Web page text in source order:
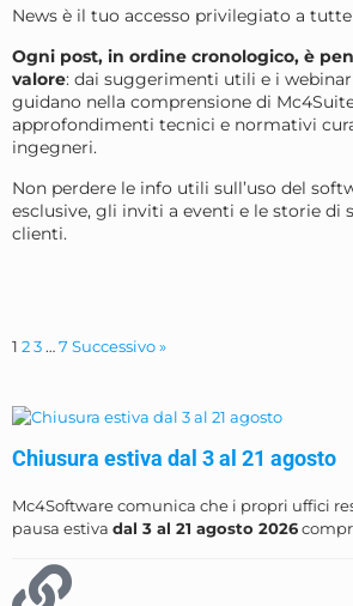
News è il tuo accesso privilegiato a
Ogni post, in ordine cronologico, è
valore: dai suggerimenti utili e i
guidano nella comprensione di
approfondimenti tecnici e normativi
ingegneri.
Non perdere le info utili sull’uso del
esclusive, gli inviti a eventi e le storie di
clienti.
1 23 …7 Successivo »
Chiusura estiva dal 3 al 21 agosto
Mc4Software comunica che i propri uffici
pausa estiva dal 3 al 21 agosto 2026